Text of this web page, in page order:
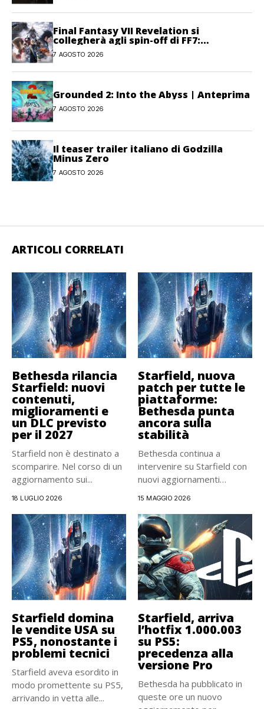
Final Fantasy VII Revelation si
collegherà agli spin-off di FF7:
Hamaguchi non si pone limiti
7 AGOSTO 2026
Grounded 2: Into the Abyss | Anteprima
7 AGOSTO 2026
Il teaser trailer italiano di Godzilla
Minus Zero
7 AGOSTO 2026
ARTICOLI CORRELATI
Bethesda rilancia
Starfield: nuovi
contenuti,
miglioramenti e
un DLC previsto
per il 2027
Starfield non è destinato a
scomparire. Nel corso di un
aggiornamento sui...
18 LUGLIO 2026
Starfield, nuova
patch per tutte le
piattaforme:
Bethesda punta
ancora sulla
stabilità
Bethesda continua a
intervenire su Starfield con
nuovi aggiornamenti
15 MAGGIO 2026
Starfield domina
le vendite USA su
PS5, nonostante i
problemi tecnici
Starfield aveva esordito in
modo promettente su PS5,
arrivando in vetta alle...
Starfield, arriva
l’hotfix 1.000.003
su PS5:
precedenza alla
versione Pro
Bethesda ha pubblicato in
queste ore un nuovo